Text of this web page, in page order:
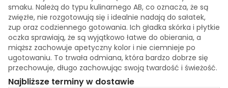
smaku. Należą do typu kulinarnego AB, co oznacza, że są
zwięzłe, nie rozgotowują się i idealnie nadają do sałatek,
zup oraz codziennego gotowania. Ich gładka skórka i płytkie
oczka sprawiają, że są wyjątkowo łatwe do obierania, a
miąższ zachowuje apetyczny kolor i nie ciemnieje po
ugotowaniu. To trwała odmiana, która bardzo dobrze się
przechowuje, długo zachowując swoją twardość i świeżość.
Najbliższe terminy w dostawie